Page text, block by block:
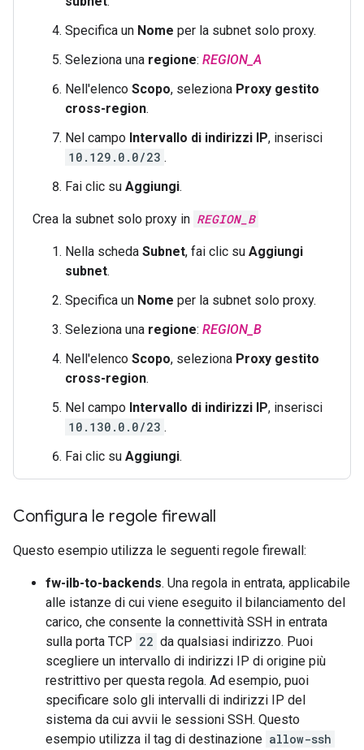
Specifica un Nome per la subnet solo proxy.
Seleziona una regione: REGION_A
Nell'elenco Scopo, seleziona Proxy gestito
cross-region.
Nel campo Intervallo di indirizzi IP, inserisci
10.129.0.0/23 .
Fai clic su Aggiungi.
Crea la subnet solo proxy in REGION_B
Nella scheda Subnet, fai clic su Aggiungi
subnet.
Specifica un Nome per la subnet solo proxy.
Seleziona una regione: REGION_B
Nell'elenco Scopo, seleziona Proxy gestito
cross-region.
Nel campo Intervallo di indirizzi IP, inserisci
10.130.0.0/23 .
Fai clic su Aggiungi.
Configura le regole firewall
Questo esempio utilizza le seguenti regole firewall:
fw-ilb-to-backends. Una regola in entrata, applicabile
alle istanze di cui viene eseguito il bilanciamento del
carico, che consente la connettività SSH in entrata
sulla porta TCP 22 da qualsiasi indirizzo. Puoi
scegliere un intervallo di indirizzi IP di origine più
restrittivo per questa regola. Ad esempio, puoi
specificare solo gli intervalli di indirizzi IP del
sistema da cui avvii le sessioni SSH. Questo
esempio utilizza il tag di destinazione allow-ssh